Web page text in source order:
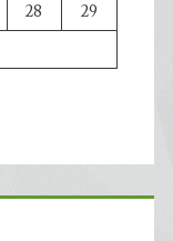
28
29